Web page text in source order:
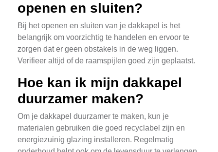
openen en sluiten?
Bij het openen en sluiten van je dakkapel is het
belangrijk om voorzichtig te handelen en ervoor te
zorgen dat er geen obstakels in de weg liggen.
Verifieer altijd of de raamspijlen goed zijn geplaatst.
Hoe kan ik mijn dakkapel
duurzamer maken?
Om je dakkapel duurzamer te maken, kun je
materialen gebruiken die goed recyclabel zijn en
energiezuinig glazing installeren. Regelmatig